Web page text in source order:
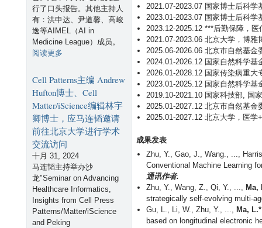
2021.07-2023.07 国家博士后科
2023.01-2023.07 国家博士后科学
2023.12-2025.12 ***后勤保障，
2021.07-2023.06 北京大学，博雅
2025.06-2026.06 北京市自然基金
2024.01-2026.12 国家自然科学
2026.01-2028.12 国家传染病重大
2023.01-2025.12 国家自然科学基
2019.10-2021.10 国家科技部, 国
2025.01-2027.12 北京市自然基金
2025.01-2027.12 北京大学，医学
成果发表
Zhu, Y., Gao, J., Wang., ...,
Conventional Machine Learning
通讯作者.
Zhu, Y., Wang, Z., Qi, Y., ..., Ma,
strategically self-evolving multi-
Gu, L., Li, W., Zhu, Y., ..., Ma, L.*
based on longitudinal electronic
行了口头报告。其他主持人
有：洪申达、尹道馨、高峻
逸等AIMEL（AI in
Medicine League）成员。
阅读更多
连
韬
作
为
联
合
主
席
与
H
D
S
期
Cell Patterns主编 Andrew
Hufton博士、Cell
Matter/iScience编辑林宇
卿博士，应马连韬邀请
前往北京大学进行学术
交流访问
十月 31, 2024
马连韬主持举办沙
龙"Seminar on Advancing
Healthcare Informatics,
Insights from Cell Press
Patterns/Matter/iScience
and Peking